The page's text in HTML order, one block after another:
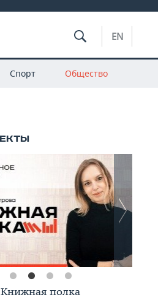
EN
Спорт Общество
Книжная полка